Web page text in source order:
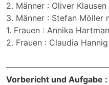
2. Männer : Oliver
3. Männer : Stefan Möller
1. Frauen : Annika
2. Frauen : Claudia
Vorbericht und Aufgabe :